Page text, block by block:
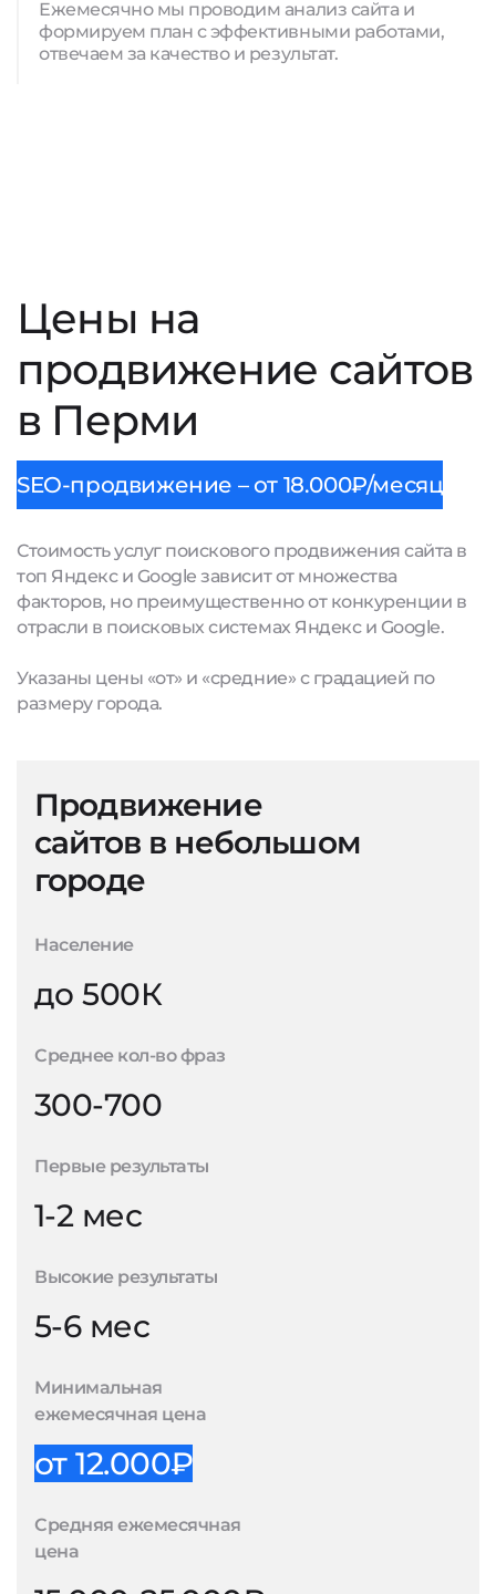
Ежемесячно мы проводим анализ сайта и
формируем план с эффективными работами,
отвечаем за качество и результат.
Цены на
продвижение сайтов
в Перми
SEO-продвижение – от 18.000₽/месяц
Стоимость услуг поискового продвижения сайта в
топ Яндекс и Google зависит от множества
факторов, но преимущественно от конкуренции в
отрасли в поисковых системах Яндекс и Google.
Указаны цены «от» и «средние» с градацией по
размеру города.
Продвижение
сайтов в небольшом
городе
Население
до 500К
Среднее кол-во фраз
300-700
Первые результаты
1-2 мес
Высокие результаты
5-6 мес
Минимальная
ежемесячная цена
от 12.000₽
Средняя ежемесячная
цена